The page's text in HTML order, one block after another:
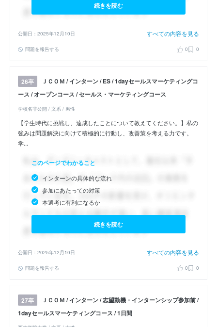
続きを読む
公開日：2025年12月10日 すべての内容を見る
問題を報告する 0 0
26卒
ＪＣＯＭ / インターン / ES / 1dayセールスマーケティングコ
ース / オープンコース / セールス・マーケティングコース
学校名非公開 / 文系 / 男性
【学生時代に挑戦し、達成したことについて教えてください。】私の
強みは問題解決に向けて積極的に行動し、改善策を考える力です。
学...
このページでわかること
インターンの具体的な流れ
参加にあたっての対策
本選考に有利になるか
続きを読む
公開日：2025年12月10日 すべての内容を見る
問題を報告する 0 0
27卒
ＪＣＯＭ / インターン / 志望動機・インターンシップ参加前 /
1dayセールスマーケティングコース / 1日間